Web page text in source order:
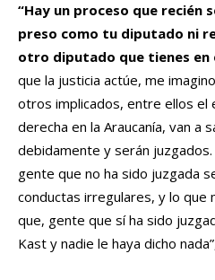
“Hay un proceso que recién
preso como tu diputado ni
otro diputado que tienes en
que la justicia actúe, me
otros implicados, entre ellos el
derecha en la Araucanía, van a
debidamente y serán
gente que no ha sido juzgada
conductas irregulares, y lo que
que, gente que sí ha sido
Kast y nadie le haya dicho